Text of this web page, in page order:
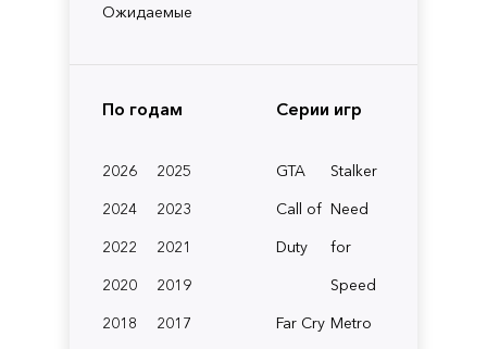
Ожидаемые
По годам
2026
2025
2024
2023
2022
2021
2020
2019
2018
2017
Серии игр
GTA
Stalker
Call of
Duty
Need
for
Speed
Far Cry Metro